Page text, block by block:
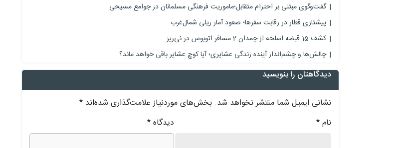
گفت‌وگوی مبتنی بر احترام متقابل؛ماموریت فرهنگی مسلمانان در جوامع مسیحی
پیشتازی قطار در رقابت سفرها؛ صعود آمار ریلی شمال‌غرب
کشف 15 قبضه اسلحه از چمدان 2 مسافر اتوبوس در نی‌ریز
چالش‌ها و چشم‌انداز آینده زندگی عشایری؛ آیا کوچ عشایر باقی خواهد ماند؟
دیدگاهتان را بنویسید
نشانی ایمیل شما منتشر نخواهد شد. بخش‌های موردنیاز علامت‌گذاری شده‌اند *
دیدگاه* نام*